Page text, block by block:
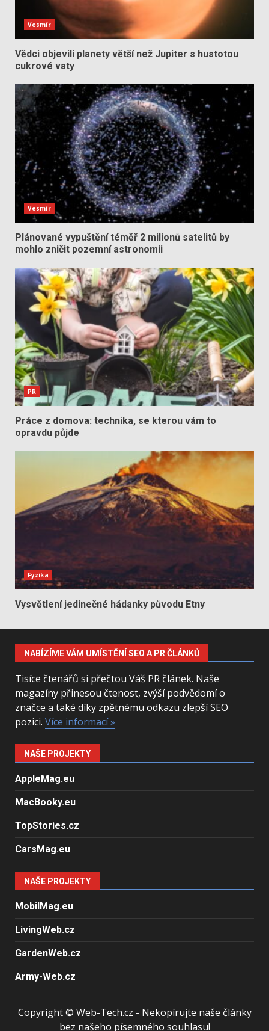
Vesmír
Vědci objevili planety větší než Jupiter s hustotou
cukrové vaty
Vesmír
Plánované vypuštění téměř 2 milionů satelitů by
mohlo zničit pozemní astronomii
PR
Práce z domova: technika, se kterou vám to
opravdu půjde
Fyzika
Vysvětlení jedinečné hádanky původu Etny
NABÍZÍME VÁM UMÍSTĚNÍ SEO A PR ČLÁNKŮ
Tisíce čtenářů si přečtou Váš PR článek. Naše
magazíny přinesou čtenost, zvýší podvědomí o
značce a také díky zpětnému odkazu zlepší SEO
pozici. Více informací »
NAŠE PROJEKTY
AppleMag.eu
MacBooky.eu
TopStories.cz
CarsMag.eu
NAŠE PROJEKTY
MobilMag.eu
LivingWeb.cz
GardenWeb.cz
Army-Web.cz
Copyright © Web-Tech.cz - Nekopírujte naše články
bez našeho písemného souhlasu!